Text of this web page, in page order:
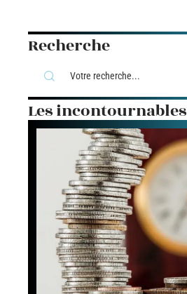
Recherche
Les incontournables